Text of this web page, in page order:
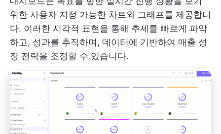
위한 사용자 지정 가능한 차트와 그래프를 제공합니
다. 이러한 시각적 표현을 통해 추세를 빠르게 파악
하고, 성과를 추적하며, 데이터에 기반하여 매출 성
장 전략을 조정할 수 있습니다.